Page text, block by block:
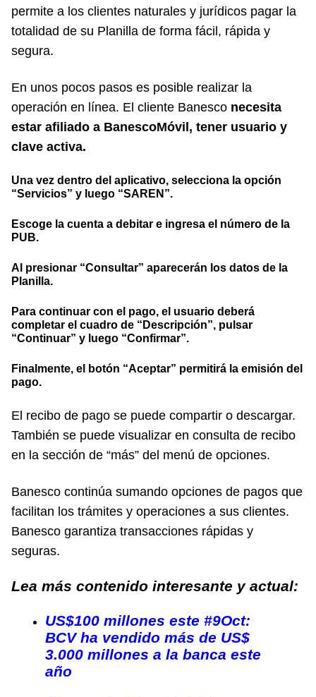
permite a los clientes naturales y jurídicos pagar la
totalidad de su Planilla de forma fácil, rápida y
segura.
En unos pocos pasos es posible realizar la
operación en línea. El cliente Banesco necesita
estar afiliado a BanescoMóvil, tener usuario y
clave activa.
Una vez dentro del aplicativo, selecciona la opción
“Servicios” y luego “SAREN”.
Escoge la cuenta a debitar e ingresa el número de la
PUB.
Al presionar “Consultar” aparecerán los datos de la
Planilla.
Para continuar con el pago, el usuario deberá
completar el cuadro de “Descripción”, pulsar
“Continuar” y luego “Confirmar”.
Finalmente, el botón “Aceptar” permitirá la emisión del
pago.
El recibo de pago se puede compartir o descargar.
También se puede visualizar en consulta de recibo
en la sección de “más” del menú de opciones.
Banesco continúa sumando opciones de pagos que
facilitan los trámites y operaciones a sus clientes.
Banesco garantiza transacciones rápidas y
seguras.
Lea más contenido interesante y actual:
US$100 millones este #9Oct:
BCV ha vendido más de US$
3.000 millones a la banca este
año